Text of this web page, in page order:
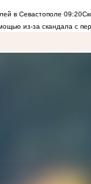
в Севастополе 09:20
из-за скандала с